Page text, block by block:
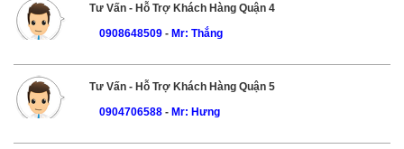
Tư Vấn - Hỗ Trợ Khách Hàng Quận 4
0908648509- Mr: Thắng
Tư Vấn - Hỗ Trợ Khách Hàng Quận 5
0904706588- Mr: Hưng